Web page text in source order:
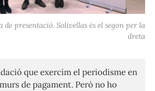
de presentació. Solivellas és el segon per la
dreta
que exercim el periodisme en
de pagament. Però no ho